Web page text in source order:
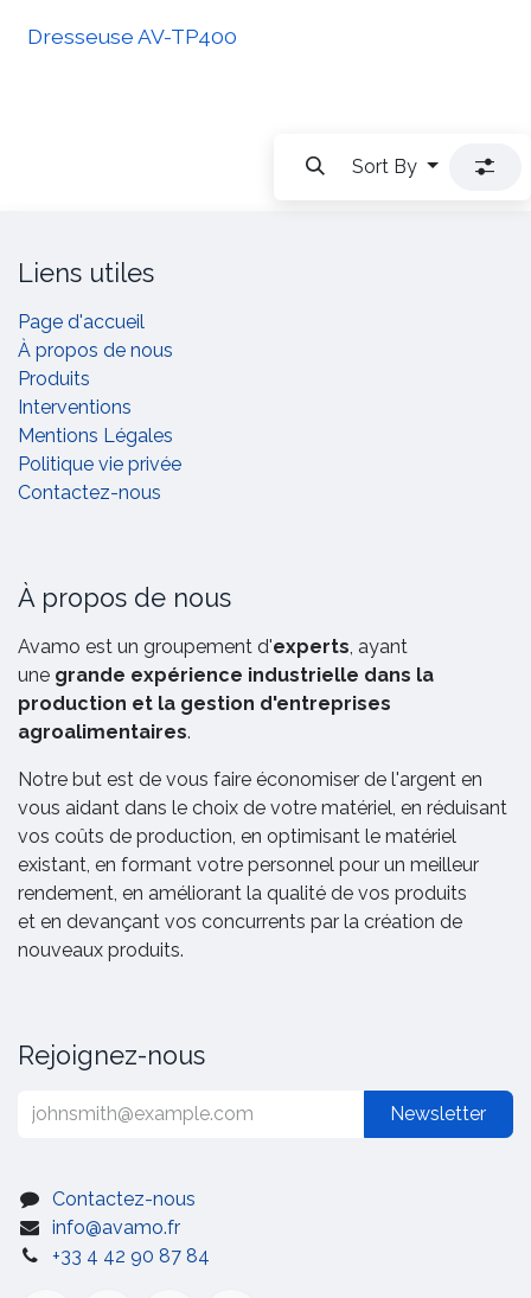
Dresseuse AV-TP400
Sort By
Liens utiles
Page d'accueil
À propos de nous
Produits
Interventions
Mentions Légales
Politique vie privée
Contactez-nous
À propos de nous
Avamo est un groupement d'experts , ayant
une grande expérience industrielle dans la
production et la gestion d'entreprises
agroalimentaires.
Notre but est de vous faire économiser de l'argent en
vous aidant dans le choix de votre matériel, en réduisant
vos coûts de production, en optimisant le matériel
existant, en formant votre personnel pour un meilleur
rendement, en améliorant la qualité de vos produits
et en devançant vos concurrents par la création de
nouveaux produits.
Rejoignez-nous
Newsletter
Contactez-nous
info@avamo.fr
+33 4 42 90 87 84